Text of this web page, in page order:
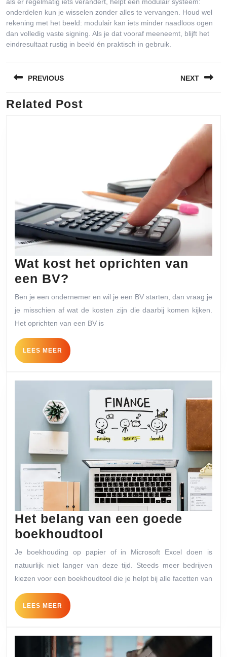
onderdelen kun je wisselen zonder alles te vervangen. Houd wel
rekening met het beeld: modulair kan iets minder naadloos ogen
dan volledig vaste signing. Als je dat vooraf meeneemt, blijft het
eindresultaat rustig in beeld én praktisch in gebruik.
navigatie
PREVIOUS
Previous
NEXT
Related Post
Wat kost het oprichten van
een BV?
kost
het
oprichten
een
Ben je een ondernemer en wil je een BV starten, dan vraag je
je misschien af wat de kosten zijn die daarbij komen kijken.
Het oprichten van een BV is
LEES MEER LEES
MEER
Het belang van een goede
boekhoudtool
belang
van
een
Je boekhouding op papier of in Microsoft Excel doen is
natuurlijk niet langer van deze tijd. Steeds meer bedrijven
kiezen voor een boekhoudtool die je helpt bij alle facetten van
LEES MEER LEES
MEER